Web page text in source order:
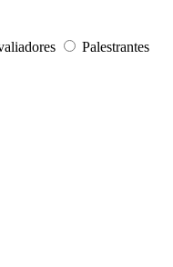
Palestrantes